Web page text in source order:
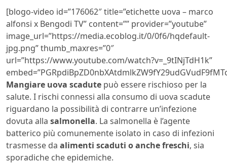
[blogo-video id=”176062″ title=”etichette uova – marco
alfonsi x Bengodi TV” content=”” provider=”youtube”
image_url=”https://media.ecoblog.it/0/0f6/hqdefault-
jpg.png” thumb_maxres=”0″
url=”https://www.youtube.com/watch?v=_9tINjTdH1k”
Mangiare uova scadute può essere rischioso per la
salute. I rischi connessi alla consumo di uova scadute
riguardano la possibilità di contrarre un’infezione
dovuta alla salmonella. La salmonella è l’agente
batterico più comunemente isolato in caso di infezioni
trasmesse da alimenti scaduti o anche freschi, sia
sporadiche che epidemiche.